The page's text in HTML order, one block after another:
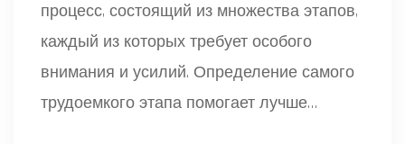
процесс, состоящий из множества этапов,
каждый из которых требует особого
внимания и усилий. Определение самого
трудоемкого этапа помогает лучше